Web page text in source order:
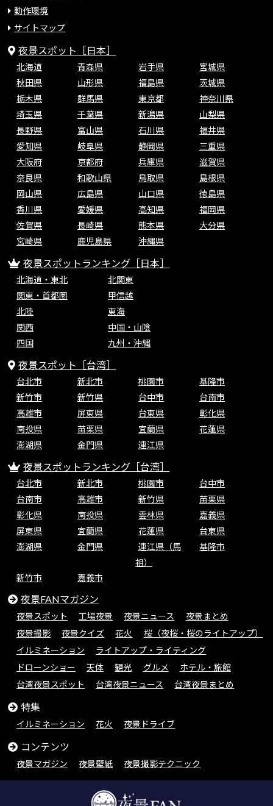
動作環境
サイトマップ
夜景スポット［日本］
北海道 青森県 岩手県
宮城県
秋田県
山形県 福島県
茨城県
栃木県
群馬県 東京都
神奈川県
埼玉県
千葉県 新潟県
山梨県
長野県
富山県 石川県
福井県
愛知県
岐阜県 静岡県
三重県
大阪府
京都府 兵庫県
滋賀県
奈良県
和歌山県 鳥取県
島根県
岡山県
広島県 山口県
徳島県
香川県
愛媛県 高知県
福岡県
佐賀県
長崎県 熊本県
大分県
宮崎県
鹿児島県 沖縄県
夜景スポットランキング［日本］
北海道・東北
北関東
関東・首都圏
甲信越
北陸
東海
関西
中国・山陰
四国
九州・沖縄
夜景スポット［台湾］
台北市 新北市 桃園市
基隆市
新竹市
新竹県 台中市
台南市
高雄市
屏東県 台東県
彰化県
南投県
苗栗県 宜蘭県
花蓮県
澎湖県
金門県 連江県
夜景スポットランキング［台湾］
台北市 新北市 桃園市
台中市
台南市
高雄市 新竹県
苗栗県
彰化県
南投県 雲林県
嘉義県
屏東県
宜蘭県 花蓮県
台東県
澎湖県
金門県
連江県（馬
祖）
基隆市
新竹市 嘉義市
夜景FANマガジン
夜景スポット 工場夜景 夜景ニュース
夜景まとめ
夜景撮影
夜景クイズ 花火
桜（夜桜・桜のライトアップ）
イルミネーション
ライトアップ・ライティング
ドローンショー
天体 観光 グルメ
ホテル・旅館
台湾夜景スポット
台湾夜景ニュース 台湾夜景まとめ
特集
イルミネーション 花火 夜景ドライブ
コンテンツ
夜景マガジン 夜景壁紙 夜景撮影テクニック